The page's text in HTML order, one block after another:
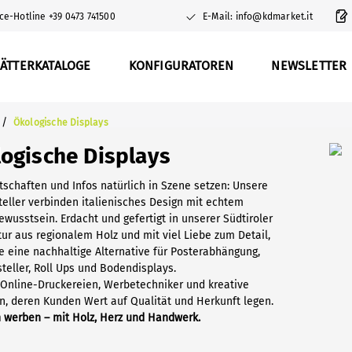
Hotline +39 0473 741500 E-Mail: info@kdmarket.it
KONFIGURATOREN NEWSLETTER
/ Ökologische Displays
Displays
und Infos natürlich in Szene setzen: Unsere
verbinden italienisches Design mit echtem
Erdacht und gefertigt in unserer Südtiroler
aus regionalem Holz und mit viel Liebe zum Detail,
eine nachhaltige Alternative für Posterabhängung,
Roll Ups und Bodendisplays.
Druckereien, Werbetechniker und kreative
deren Kunden Wert auf Qualität und Herkunft legen.
– mit Holz, Herz und Handwerk.